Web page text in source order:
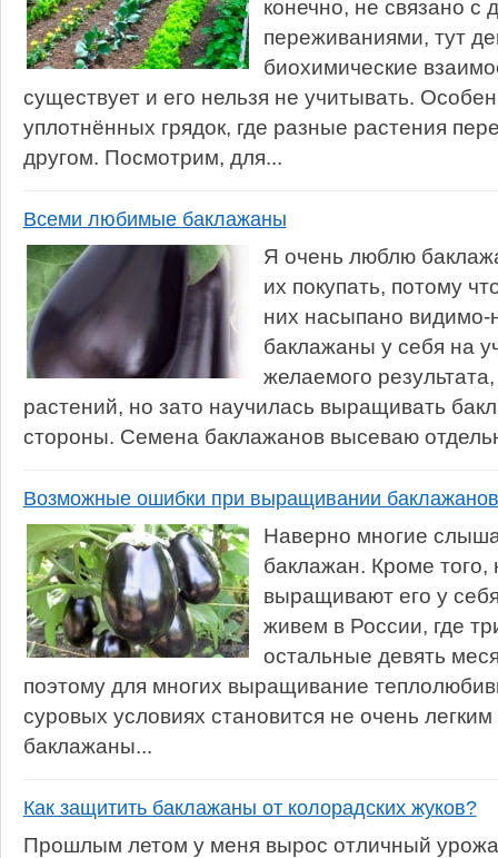
конечно, не связано с
переживаниями, тут
биохимические
существует и его нельзя не учитывать.
уплотнённых грядок, где разные растения
другом. Посмотрим, для...
Всеми любимые баклажаны
Я очень люблю
их покупать, потому
них насыпано
баклажаны у себя на
желаемого
растений, но зато научилась выращивать
стороны. Семена баклажанов высеваю
Возможные ошибки при выращивании баклажанов
Наверно многие
баклажан. Кроме
выращивают его у
живем в России, где
остальные девять
поэтому для многих выращивание
суровых условиях становится не очень
баклажаны...
Как защитить баклажаны от колорадских жуков?
Прошлым летом у меня вырос отличный